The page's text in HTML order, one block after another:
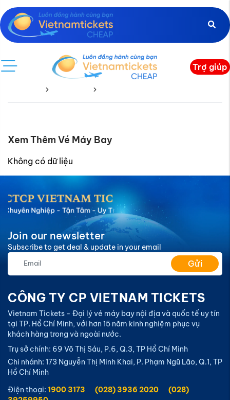
Trợ giúp
Xem Thêm Vé Máy Bay
Không có dữ liệu
Join our newsletter
Subscribe to get deal & update in your email
Gửi
CÔNG TY CP VIETNAM TICKETS
Vietnam Tickets - Đại lý vé máy bay nội địa và quốc tế uy tín
tại TP. Hồ Chí Minh, với hơn 15 năm kinh nghiệm phục vụ
khách hàng trong và ngoài nước.
Trụ sở chính: 69 Võ Thị Sáu, P.6, Q.3, TP Hồ Chí Minh
Chi nhánh: 173 Nguyễn Thị Minh Khai, P. Phạm Ngũ Lão, Q.1, TP
Hồ Chí Minh
Điện thoại: 1900 3173 (028) 3936 2020
(028)